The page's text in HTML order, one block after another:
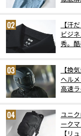
【汗
ビジ
秀。
【換
ヘル
高速
ユニ
ーク
【リ